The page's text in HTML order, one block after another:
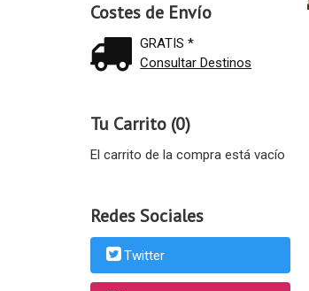
Costes de Envío
GRATIS *
Consultar Destinos
Tu Carrito (0)
El carrito de la compra está vacío
Redes Sociales
Twitter